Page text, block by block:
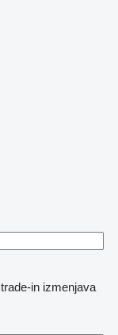
trade-in izmenjava